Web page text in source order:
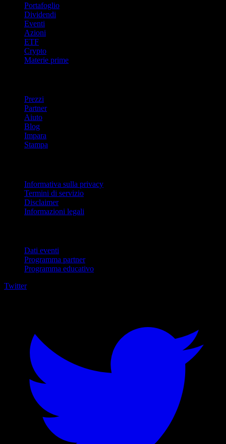
Portafoglio
Dividendi
Eventi
Azioni
ETF
Crypto
Materie prime
Prezzi
Partner
Aiuto
Blog
Impara
Stampa
Informativa sulla privacy
Termini di servizio
Disclaimer
Informazioni legali
Dati eventi
Programma partner
Programma educativo
Twitter